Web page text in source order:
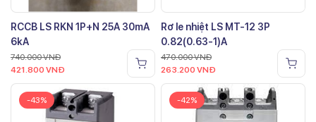
RCCB LS RKN 1P+N 25A 30mA
6kA
740.000VNĐ
421.800 VNĐ
Rơ le nhiệt LS MT-12 3P
0.82(0.63-1)A
470.000VNĐ
263.200 VNĐ
-43% -42%